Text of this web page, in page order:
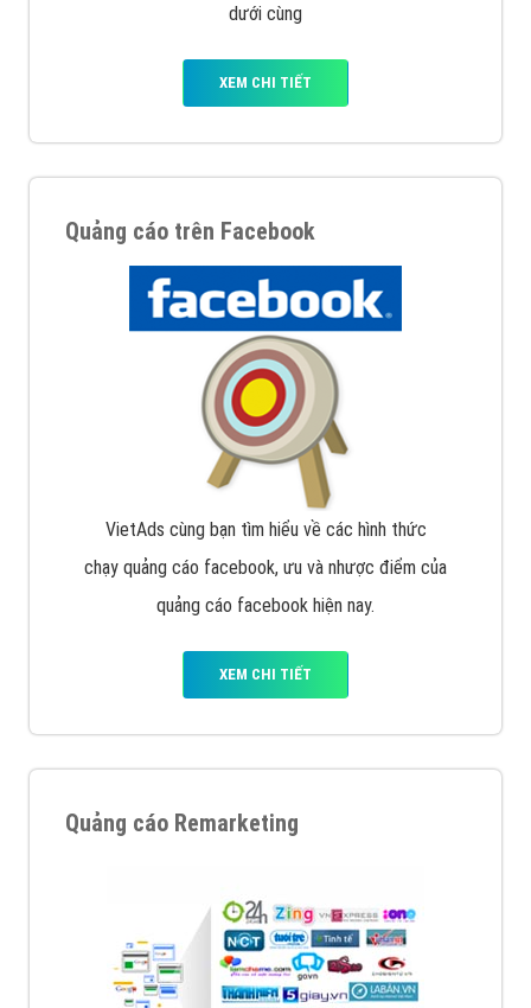
dưới cùng
XEM CHI TIẾT
Quảng cáo trên Facebook
VietAds cùng bạn tìm hiểu về các hình thức
chạy quảng cáo facebook, ưu và nhược điểm của
quảng cáo facebook hiện nay.
XEM CHI TIẾT
Quảng cáo Remarketing